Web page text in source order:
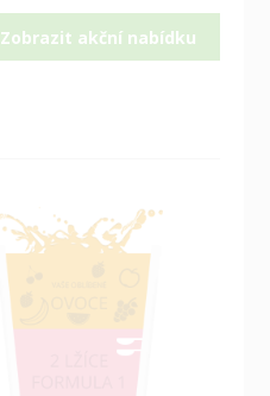
Zobrazit akční nabídku